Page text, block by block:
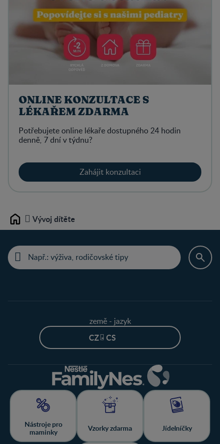
ONLINE KONZULTACE S
LÉKAŘEM ZDARMA
Potřebujete online lékaře dostupného 24 hodin
denně, 7 dní v týdnu?
Zahájit konzultaci
Home Vývoj dítěte
země - jazyk
CZ - CS
Nástroje pro
maminky
Vzorky zdarma Jídelníčky